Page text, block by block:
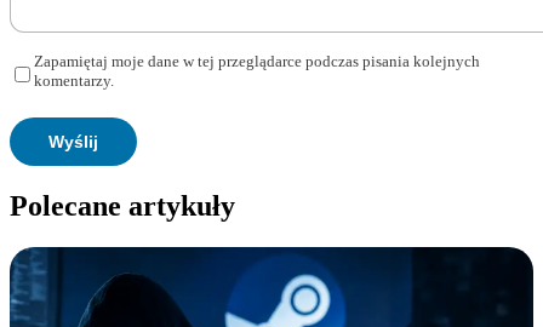
Zapamiętaj moje dane w tej przeglądarce podczas pisania kolejnych
komentarzy.
Polecane artykuły